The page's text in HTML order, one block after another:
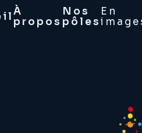
À
propos
Nos
pôles
En